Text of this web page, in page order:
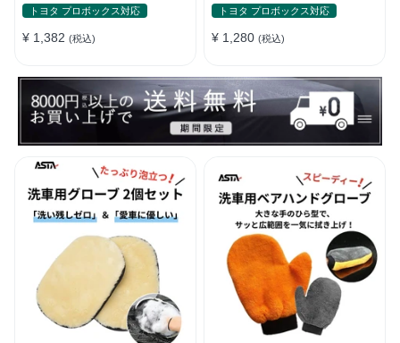
ト 大判サイズ スポンジ内蔵
ローブ 傷防止 吸水速乾 車・
トヨタ プロボックス対応
¥ 1,382 (税込)
抜群 マイクロファイバー 極
車キズを防ぐ 滑りやすい構造
トヨタ プロボックス対応
¥ 1,280 (税込)